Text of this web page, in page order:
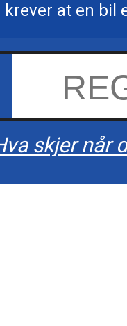
krever at en bil
skjer når